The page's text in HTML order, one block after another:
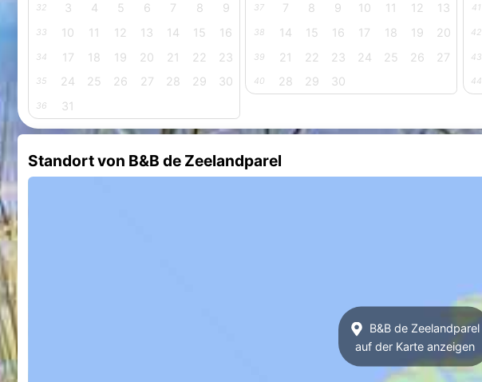
32 3 4 5 6 7 8 9
33 10 11 12 13 14 15 16
34 17 18 19 20 21 22 23
35 24 25 26 27 28 29 30
36 31
37 7 8 9 10 11 12 13
38 14 15 16 17 18 19 20
39 21 22 23 24 25 26 27
40 28 29 30
41
42
43
44
Standort von B&B de Zeelandparel
B&B de Zeelandparel
auf der Karte anzeigen